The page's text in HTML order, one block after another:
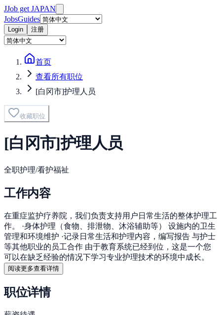
JJob get JAPAN
JobsGuides
Login 注册
首页
查看所有职位
[白冈市]护理人员
收藏职位
[白冈市]护理人员
全职护理/看护福祉
工作内容
在重症监护疗养院，我们负责支持用户日常生活的整体护理工
作。 ·身体护理（食物、排泄物、沐浴辅助等） 设施内的卫生
管理和环境维护 ·记录日常生活和护理内容，编写报告 与护士
等其他职业的员工合作 由于教育系统已经到位，这是一个您
可以在缺乏经验的情况下学习专业护理技术的环境中成长。
阅读更多查看详情
职位详情